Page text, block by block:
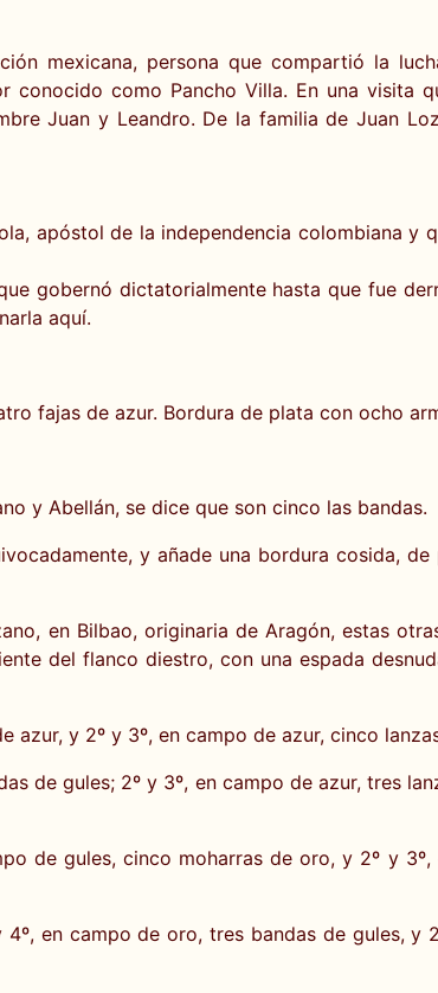
mexicana, persona que compartió la
como Pancho Villa. En una visita
Juan y Leandro. De la familia de Juan
apóstol de la independencia colombiana y
gobernó dictatorialmente hasta que fue
aquí.
fajas de azur. Bordura de plata con ocho
y Abellán, se dice que son cinco las bandas.
y añade una bordura cosida,
en Bilbao, originaria de Aragón, estas
del flanco diestro, con una espada
azur, y 2º y 3º, en campo de azur, cinco
de gules; 2º y 3º, en campo de azur, tres
de gules, cinco moharras de oro, y 2º y
en campo de oro, tres bandas de gules, y